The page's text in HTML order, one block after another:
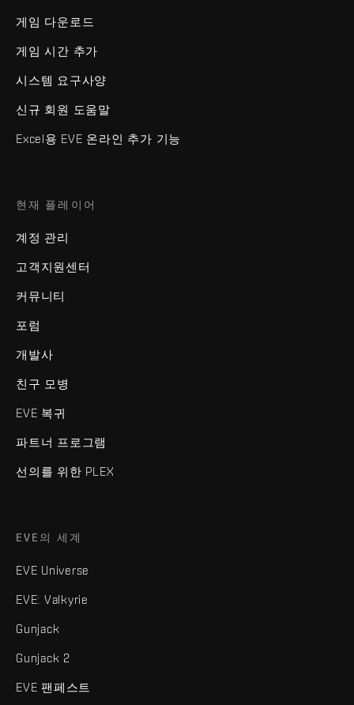
게임 다운로드
게임 시간 추가
시스템 요구사양
신규 회원 도움말
Excel용 EVE 온라인 추가 기능
현재 플레이어
계정 관리
고객지원센터
커뮤니티
포럼
개발사
친구 모병
EVE 복귀
파트너 프로그램
선의를 위한 PLEX
EVE의 세계
EVE Universe
EVE: Valkyrie
Gunjack
Gunjack 2
EVE 팬페스트